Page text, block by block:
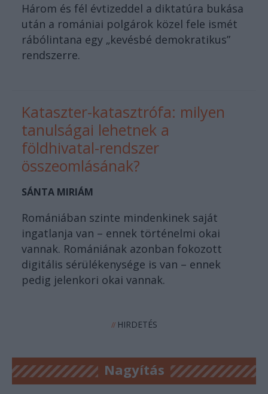
Három és fél évtizeddel a diktatúra bukása
után a romániai polgárok közel fele ismét
rábólintana egy „kevésbé demokratikus”
rendszerre.
Kataszter-katasztrófa: milyen
tanulságai lehetnek a
földhivatal-rendszer
összeomlásának?
SÁNTA MIRIÁM
Romániában szinte mindenkinek saját
ingatlanja van – ennek történelmi okai
vannak. Romániának azonban fokozott
digitális sérülékenysége is van – ennek
pedig jelenkori okai vannak.
//HIRDETÉS
Nagyítás